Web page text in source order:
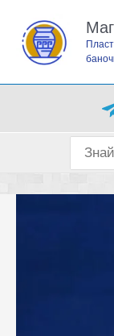
вмісту
Пошук
для: